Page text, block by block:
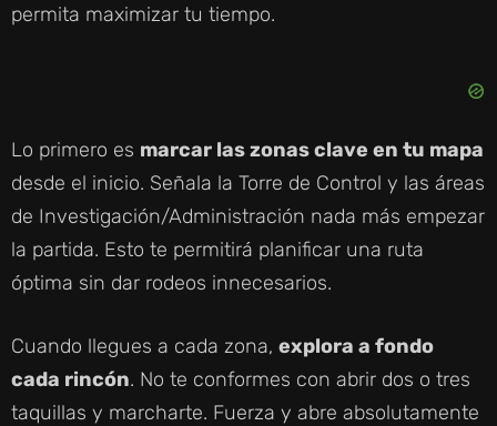
permita maximizar tu tiempo.
Lo primero es marcar las zonas clave en tu mapa
desde el inicio. Señala la Torre de Control y las áreas
de Investigación/Administración nada más empezar
la partida. Esto te permitirá planificar una ruta
óptima sin dar rodeos innecesarios.
Cuando llegues a cada zona, explora a fondo
cada rincón. No te conformes con abrir dos o tres
taquillas y marcharte. Fuerza y abre absolutamente